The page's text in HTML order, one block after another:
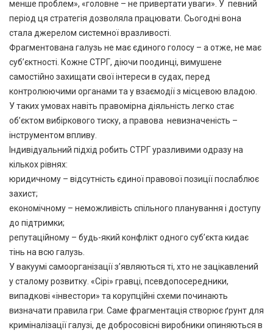
менше проблем», «головне – не привертати уваги». У певний
період ця стратегія дозволяла працювати. Сьогодні вона
стала джерелом системної вразливості.
Фрагментована галузь не має єдиного голосу – а отже, не має
суб’єктності. Кожне СТРГ, діючи поодинці, вимушене
самостійно захищати свої інтереси в судах, перед
контролюючими органами та у взаємодії з місцевою владою.
У таких умовах навіть правомірна діяльність легко стає
об’єктом вибіркового тиску, а правова невизначеність –
інструментом впливу.
Індивідуальний підхід робить СТРГ уразливими одразу на
кількох рівнях:
юридичному – відсутність єдиної правової позиції послаблює
захист;
економічному – неможливість спільного планування і доступу
до підтримки;
репутаційному – будь-який конфлікт одного суб’єкта кидає
тінь на всю галузь.
У вакуумі самоорганізації з’являються ті, хто не зацікавлений
у сталому розвитку. «Сірі» гравці, псевдопосередники,
випадкові «інвестори» та корупційні схеми починають
визначати правила гри. Саме фрагментація створює ґрунт для
криміналізації галузі, де добросовісні виробники опиняються в